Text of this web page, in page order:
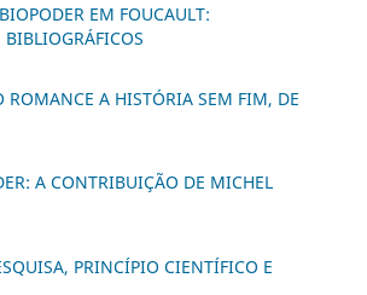
EM FOUCAULT:
ROMANCE A HISTÓRIA SEM FIM, DE
A CONTRIBUIÇÃO DE MICHEL
PRINCÍPIO CIENTÍFICO E